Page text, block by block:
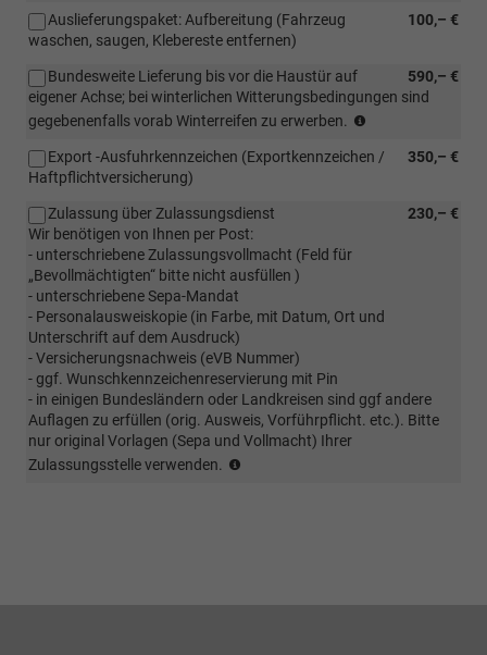
100,– €
Auslieferungspaket: Aufbereitung (Fahrzeug
waschen, saugen, Klebereste entfernen)
590,– €
Bundesweite Lieferung bis vor die Haustür auf
eigener Achse; bei winterlichen Witterungsbedingungen sind
gegebenenfalls vorab Winterreifen zu erwerben.
bis
Haustür
winterlichen
vorherige
Absprache
350,– €
Export -Ausfuhrkennzeichen (Exportkennzeichen /
Haftpflichtversicherung)
230,– €
Zulassung über Zulassungsdienst
Wir benötigen von Ihnen per Post:
- unterschriebene Zulassungsvollmacht (Feld für
„Bevollmächtigten“ bitte nicht ausfüllen )
- unterschriebene Sepa-Mandat
- Personalausweiskopie (in Farbe, mit Datum, Ort und
Unterschrift auf dem Ausdruck)
- Versicherungsnachweis (eVB Nummer)
- ggf. Wunschkennzeichenreservierung mit Pin
- in einigen Bundesländern oder Landkreisen sind ggf andere
Auflagen zu erfüllen (orig. Ausweis, Vorführpflicht. etc.). Bitte
nur original Vorlagen (Sepa und Vollmacht) Ihrer
Zulassungsstelle verwenden.